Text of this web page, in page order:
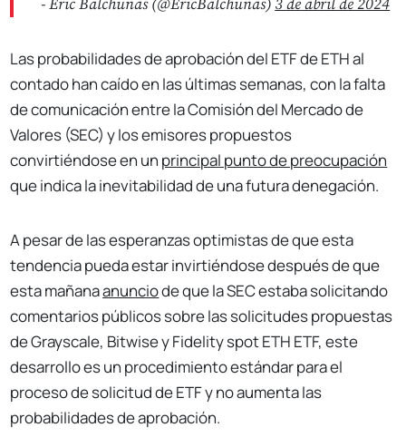
- Eric Balchunas (@EricBalchunas) 3 de abril de 2024
Las probabilidades de aprobación del ETF de ETH al
contado han caído en las últimas semanas, con la falta
de comunicación entre la Comisión del Mercado de
Valores (SEC) y los emisores propuestos
convirtiéndose en un principal punto de preocupación
que indica la inevitabilidad de una futura denegación.
A pesar de las esperanzas optimistas de que esta
tendencia pueda estar invirtiéndose después de que
esta mañanaanunciode que la SEC estaba solicitando
comentarios públicos sobre las solicitudes propuestas
de Grayscale, Bitwise y Fidelity spot ETH ETF, este
desarrollo es un procedimiento estándar para el
proceso de solicitud de ETF y no aumenta las
probabilidades de aprobación.